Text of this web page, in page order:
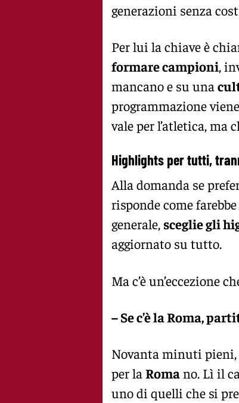
generazioni senza
Per lui la chiave è
formare campioni,
mancano e su una
programmazione
vale per l’atletica, ma
Highlights per tutti,
Alla domanda se
risponde come
generale, sceglie gli
aggiornato su tutto.
Ma c’è un’eccezione
– Se c’è la Roma,
Novanta minuti pieni,
per la Romano. Lì il
uno di quelli che si